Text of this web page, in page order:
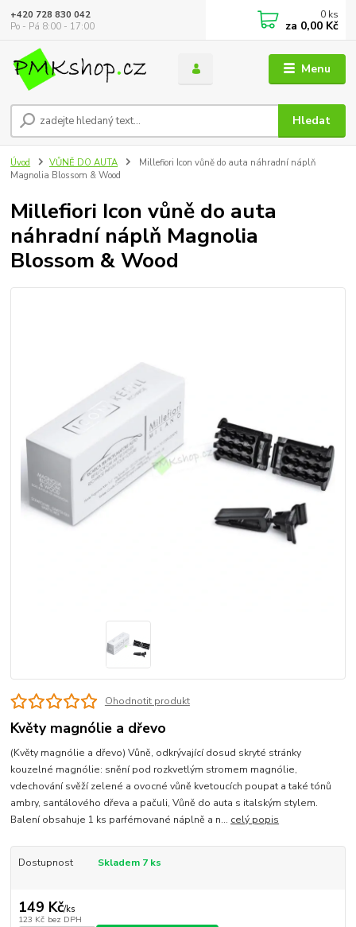
Menu
Hledat
+420 728 830 042
Po - Pá 8:00 - 17:00
0 ks
za 0,00 Kč
Úvod VŮNĚ DO AUTA
Millefiori Icon vůně do auta náhradní náplň
Magnolia Blossom & Wood
Millefiori Icon vůně do auta
náhradní náplň Magnolia
Blossom & Wood
Ohodnotit produkt
Květy magnólie a dřevo
(Květy magnólie a dřevo) Vůně, odkrývající dosud skryté stránky
kouzelné magnólie: snění pod rozkvetlým stromem magnólie,
vdechování svěží zelené a ovocné vůně kvetoucích poupat a také tónů
ambry, santálového dřeva a pačuli, Vůně do auta s italským stylem.
Balení obsahuje 1 ks parfémované náplně a n... celý popis
Dostupnost Skladem 7 ks
149 Kč/ks
123 Kč bez DPH